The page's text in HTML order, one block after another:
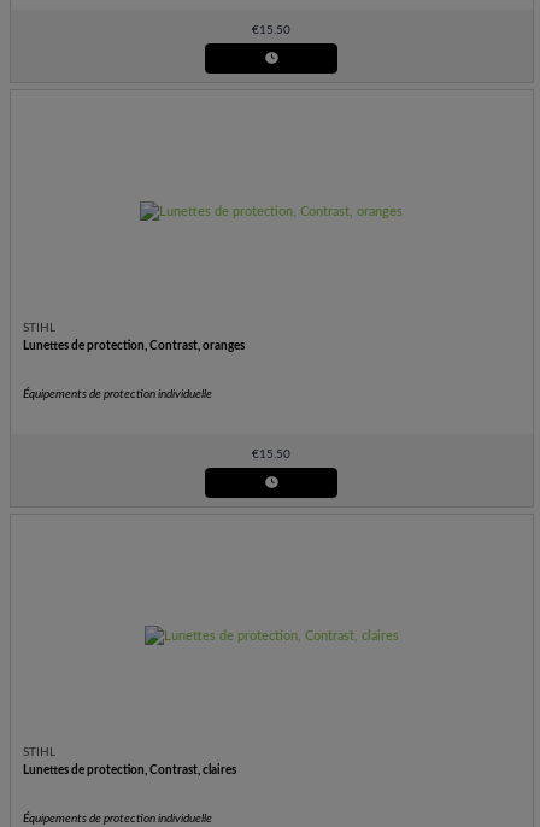
€15.50
STIHL
Lunettes de protection, Contrast, oranges
Équipements de protection individuelle
€15.50
STIHL
Lunettes de protection, Contrast, claires
Équipements de protection individuelle